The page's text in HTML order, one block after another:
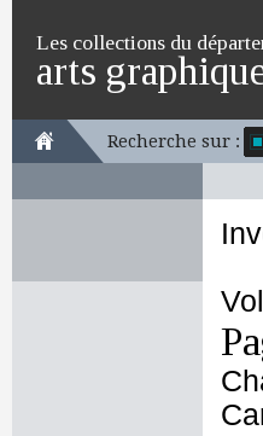
Les collections du
arts
Recherche sur :